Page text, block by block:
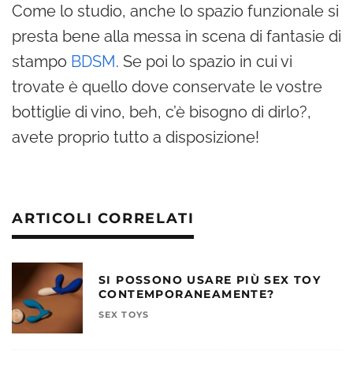
Come lo studio, anche lo spazio funzionale si
presta bene alla messa in scena di fantasie di
stampo BDSM. Se poi lo spazio in cui vi
trovate è quello dove conservate le vostre
bottiglie di vino, beh, c’è bisogno di dirlo?,
avete proprio tutto a disposizione!
ARTICOLI CORRELATI
SI POSSONO USARE PIÙ SEX TOY
CONTEMPORANEAMENTE?
SEX TOYS